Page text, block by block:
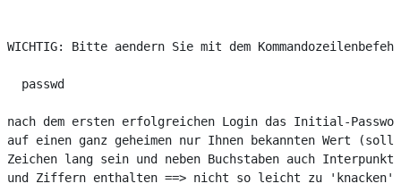
WICHTIG: Bitte aendern Sie mit dem Kommandozeilenbefehl
  passwd
nach dem ersten erfolgreichen Login das Initial-
auf einen ganz geheimen nur Ihnen bekannten Wert
Zeichen lang sein und neben Buchstaben auch
und Ziffern enthalten ==> nicht so leicht zu